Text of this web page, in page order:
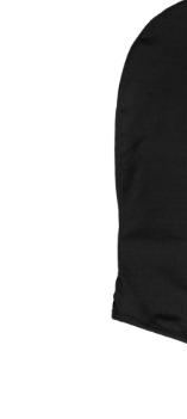
Handschoenen
Ondergoed,
Overhemden